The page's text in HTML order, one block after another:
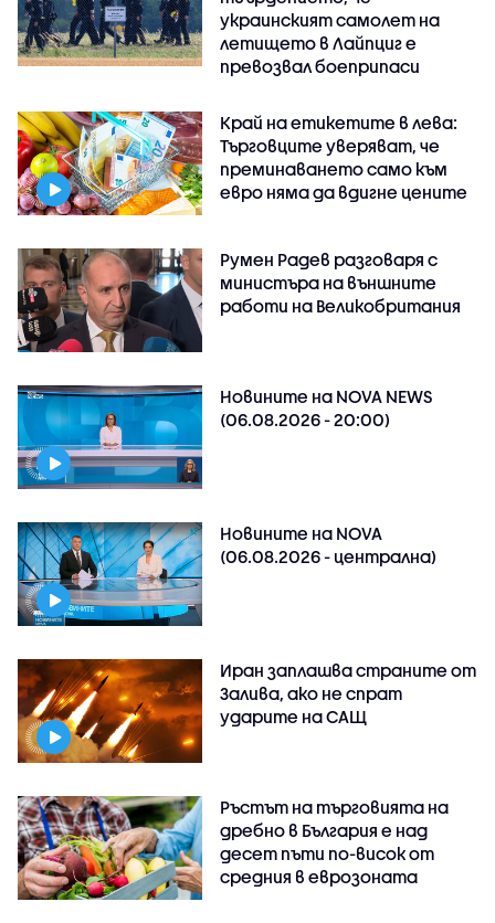
украинският самолет на
летището в Лайпциг е
превозвал боеприпаси
Край на етикетите в лева:
Търговците уверяват, че
преминаването само към
евро няма да вдигне цените
Румен Радев разговаря с
министъра на външните
работи на Великобритания
Новините на NOVA NEWS
(06.08.2026 - 20:00)
Новините на NOVA
(06.08.2026 - централна)
Иран заплашва страните от
Залива, ако не спрат
ударите на САЩ
Ръстът на търговията на
дребно в България е над
десет пъти по-висок от
средния в еврозоната